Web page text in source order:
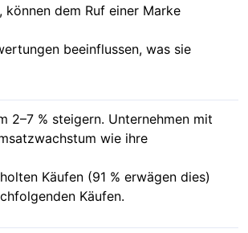
dem Ruf einer Marke
beeinflussen, was sie
2–7 % steigern. Unternehmen mit
wie ihre
Käufen (91 % erwägen dies)
Käufen.